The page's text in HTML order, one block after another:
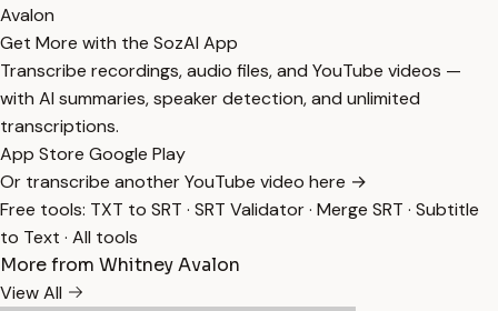
Avalon
Get More with the SozAI App
Transcribe recordings, audio files, and YouTube videos —
with AI summaries, speaker detection, and unlimited
transcriptions.
App Store Google Play
Or transcribe another YouTube video here →
Free tools: TXT to SRT · SRT Validator· Merge SRT · Subtitle
to Text · All tools
More from Whitney Avalon
View All